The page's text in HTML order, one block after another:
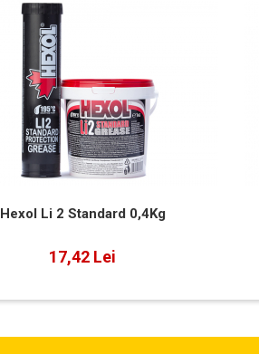
Hexol Li 2 Standard 0,4Kg
17,42 Lei